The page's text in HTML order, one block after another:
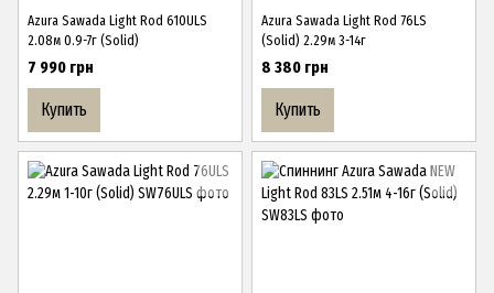
Azura Sawada Light Rod 610ULS
2.08м 0.9-7г (Solid)
7 990 грн
Купить
Azura Sawada Light Rod 76LS
(Solid) 2.29м 3-14г
8 380 грн
Купить